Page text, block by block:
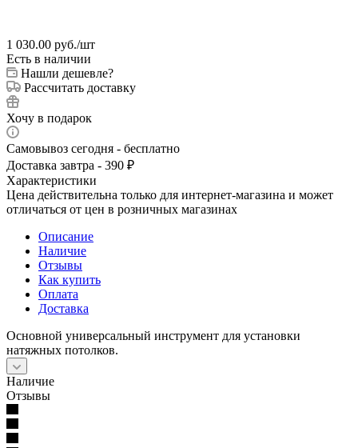
1 030.00 руб./шт
Есть в наличии
Нашли дешевле?
Рассчитать доставку
Хочу в подарок
Самовывоз сегодня - бесплатно
Доставка завтра - 390 ₽
Характеристики
Цена действительна только для интернет-магазина и может
отличаться от цен в розничных магазинах
Описание
Наличие
Отзывы
Как купить
Оплата
Доставка
Основной универсальный инструмент для установки
натяжных потолков.
Наличие
Отзывы